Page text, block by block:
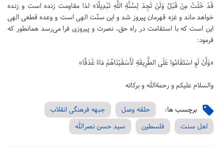
قَدْ خَلَتْ مِنْ قَبْلُ وَلَنْ تَجِدَ لِسُنَّةِ اللَّهِ تَبْدِیلًا» لذا مقاومت زنده است و زنده
خواهد ماند و غزه قهرمان پیروز شد و این سنّت الهی است و وعده قطعی الهی
این است که با استقامت در راه حق، نصرت و پیروزی فرا می‌رسد همانطور که
فرمود:
«وَأَنْ لَوِ اسْتَقَامُوا عَلَی الطَّرِیقَةِ لَأَسْقَیْنَاهُمْ مَاءً غَدَقًا»
والسلام علیکم و رحمةالله و برکاته
برچسب ها: حلقه وصل
جبهه فرهنگی انقلاب
اهل سنت
فلسطین سید حسن نصرالله